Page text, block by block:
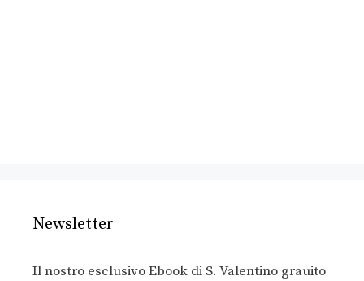
Newsletter
Il nostro esclusivo Ebook di S. Valentino grauito